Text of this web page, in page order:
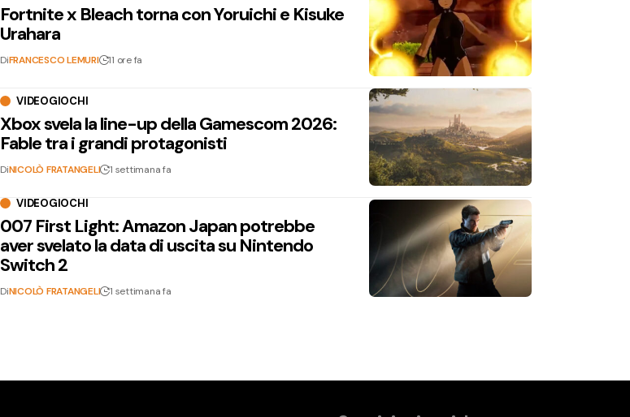
Fortnite x Bleach torna con Yoruichi e Kisuke
Urahara
DiFRANCESCO LEMURI 11 ore fa
VIDEOGIOCHI
Xbox svela la line-up della Gamescom 2026:
Fable tra i grandi protagonisti
DiNICOLÒ FRATANGELI 1 settimana fa
VIDEOGIOCHI
007 First Light: Amazon Japan potrebbe
aver svelato la data di uscita su Nintendo
Switch 2
DiNICOLÒ FRATANGELI 1 settimana fa